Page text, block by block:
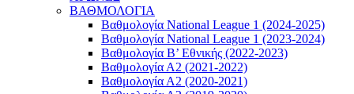
ΒΑΘΜΟΛΟΓΙΑ
Βαθμολογία National League 1 (2024-2025)
Βαθμολογία National League 1 (2023-2024)
Βαθμολογία Β’ Εθνικής (2022-2023)
Βαθμολογία Α2 (2021-2022)
Βαθμολογία Α2 (2020-2021)